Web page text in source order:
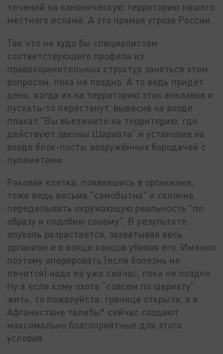
течений на каноническую территорию нашего
местного ислама. А это прямая угроза России.
Так что не худо бы специалистам
соответствующего профиля из
правоохранительных структур заняться этим
вопросом, пока не поздно. А то ведь придёт
день, когда их на территорию этих анклавов и
пускать-то перестанут, вывесив на входе
плакат "Вы въезжаете на территорию, где
действуют законы Шариата" и установив на
входе блок-посты вооружённых бородачей с
пулемётами.
Раковая клетка, появившись в организме,
тоже ведь весьма "самобытна" и склонна
переделывать окружающую реальность "по
образу и подобию своему". В результате
опухоль разрастается, захватывая весь
организм и в конце концов убивая его. Именно
поэтому оперировать (если болезнь не
лечится) надо её уже сейчас, пока не поздно.
Ну а если кому охота "совсем по шариату"
жить, то пожалуйста: граница открыта, а в
Афганистане талибы* сейчас создают
максимально благоприятные для этого
условия.